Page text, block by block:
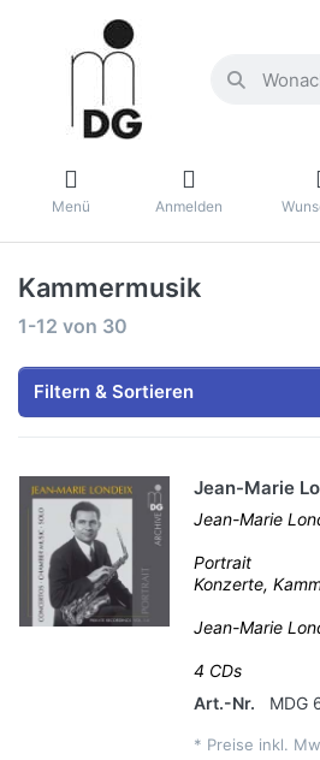
Menü Anmelden
Kammermusik
1-12 von 30
Filtern & Sortieren
Jean-Marie
Jean-Marie
Portrait
Konzerte,
Jean-Marie
4 CDs
Art.-Nr.
MDG
* Preise inkl.